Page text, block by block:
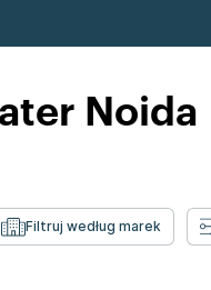
Noida
Filtruj według marek